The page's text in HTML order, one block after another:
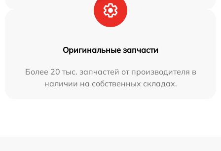
Оригинальные запчасти
Более 20 тыс. запчастей от производителя в
наличии на собственных складах.